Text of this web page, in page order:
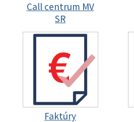
Call centrum MV
SR
Faktúry